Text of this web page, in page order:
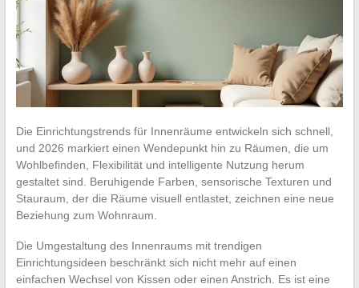
Die Einrichtungstrends für Innenräume entwickeln sich schnell,
und 2026 markiert einen Wendepunkt hin zu Räumen, die um
Wohlbefinden, Flexibilität und intelligente Nutzung herum
gestaltet sind. Beruhigende Farben, sensorische Texturen und
Stauraum, der die Räume visuell entlastet, zeichnen eine neue
Beziehung zum Wohnraum.
Die Umgestaltung des Innenraums mit trendigen
Einrichtungsideen beschränkt sich nicht mehr auf einen
einfachen Wechsel von Kissen oder einen Anstrich. Es ist eine